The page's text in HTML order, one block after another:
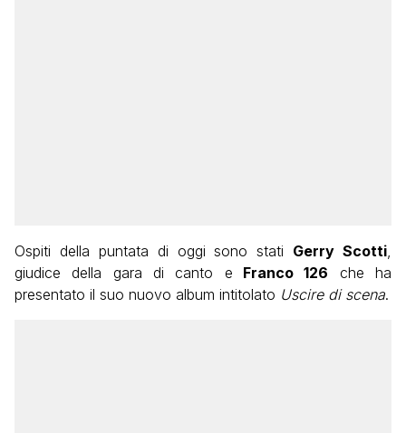
Ospiti della puntata di oggi sono stati Gerry Scotti
giudice della gara di canto e Franco 126 che ha
presentato il suo nuovo album intitolato Uscire di scena.